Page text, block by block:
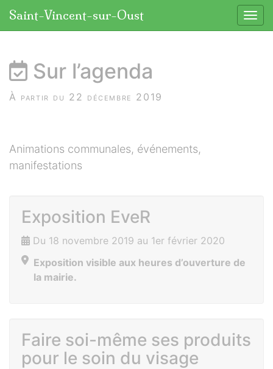
Saint-Vincent-sur-Oust
Sur l’agenda
À partir du 22 décembre 2019
Animations communales, événements,
manifestations
Exposition EveR
Du 18 novembre 2019 au 1er février 2020
Exposition visible aux heures d’ouverture de
la mairie.
Faire soi-même ses produits
pour le soin du visage
Panneau de gestion des cookies